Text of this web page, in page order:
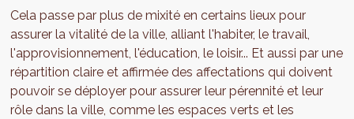
Cela passe par plus de mixité en certains lieux pour
assurer la vitalité de la ville, alliant l'habiter, le travail,
l'approvisionnement, l'éducation, le loisir... Et aussi par une
répartition claire et affirmée des affectations qui doivent
pouvoir se déployer pour assurer leur pérennité et leur
rôle dans la ville, comme les espaces verts et les